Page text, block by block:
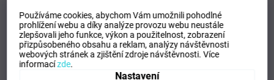
Používáme cookies, abychom Vám umožnili pohodlné
prohlížení webu a díky analýze provozu webu neustále
zlepšovali jeho funkce, výkon a použitelnost,zobrazení
přizpůsobeného obsahu a reklam, analýzy návštěvnosti
webových stránek a zjištění zdroje návštěvnosti.Více
informacízde.
Nastavení
SKLADEM - Doručení 8-13 dní
535 Kč